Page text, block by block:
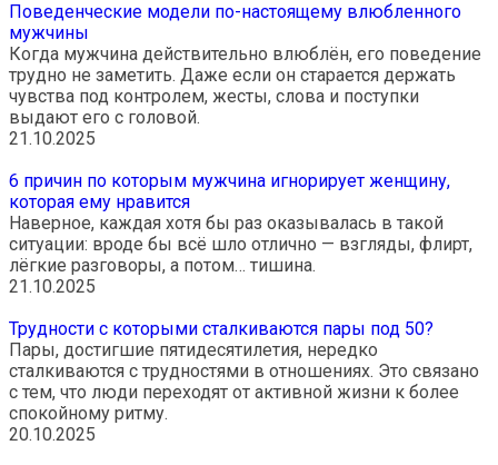
Поведенческие модели по-настоящему влюбленного
мужчины
Когда мужчина действительно влюблён, его поведение
трудно не заметить. Даже если он старается держать
чувства под контролем, жесты, слова и поступки
выдают его с головой.
21.10.2025
6 причин по которым мужчина игнорирует женщину,
которая ему нравится
Наверное, каждая хотя бы раз оказывалась в такой
ситуации: вроде бы всё шло отлично — взгляды, флирт,
лёгкие разговоры, а потом… тишина.
21.10.2025
Трудности с которыми сталкиваются пары под 50?
Пары, достигшие пятидесятилетия, нередко
сталкиваются с трудностями в отношениях. Это связано
с тем, что люди переходят от активной жизни к более
спокойному ритму.
20.10.2025